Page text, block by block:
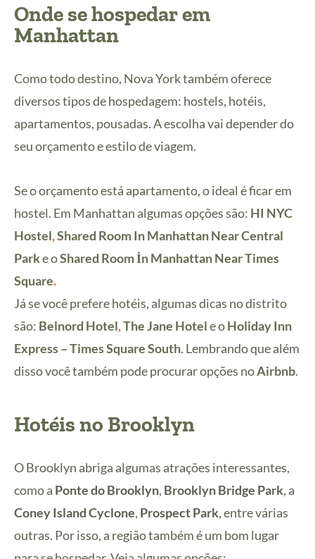
Onde se hospedar em
Manhattan
Como todo destino, Nova York também oferece
diversos tipos de hospedagem: hostels, hotéis,
apartamentos, pousadas. A escolha vai depender do
seu orçamento e estilo de viagem.
Se o orçamento está apartamento, o ideal é ficar em
hostel. Em Manhattan algumas opções são: HI NYC
Hostel,Shared Room In Manhattan Near Central
Parke oShared Room İn Manhattan Near Times
Square.
Já se você prefere hotéis, algumas dicas no distrito
são: Belnord Hotel,The Jane Hotele oHoliday Inn
Express – Times Square South. Lembrando que além
disso você também pode procurar opções noAirbnb.
Hotéis no Brooklyn
O Brooklyn abriga algumas atrações interessantes,
como a Ponte do Brooklyn, Brooklyn Bridge Park, a
Coney Island Cyclone, Prospect Park, entre várias
outras. Por isso, a região também é um bom lugar